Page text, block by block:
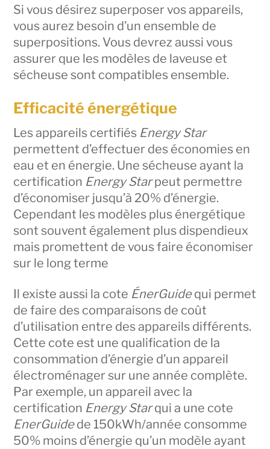
Si vous désirez superposer vos appareils,
vous aurez besoin d’un ensemble de
superpositions. Vous devrez aussi vous
assurer que les modèles de laveuse et
sécheuse sont compatibles ensemble.
Efficacité énergétique
Les appareils certifiés Energy Star
permettent d’effectuer des économies en
eau et en énergie. Une sécheuse ayant la
certification Energy Starpeut permettre
d’économiser jusqu’à 20% d’énergie.
Cependant les modèles plus énergétique
sont souvent également plus dispendieux
mais promettent de vous faire économiser
sur le long terme
Il existe aussi la cote ÉnerGuidequi permet
de faire des comparaisons de coût
d’utilisation entre des appareils différents.
Cette cote est une qualification de la
consommation d’énergie d’un appareil
électroménager sur une année complète.
Par exemple, un appareil avec la
certification Energy Starqui a une cote
EnerGuidede 150kWh/année consomme
50% moins d’énergie qu’un modèle ayant